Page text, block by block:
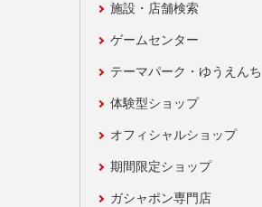
施設・店舗検索
ゲームセンター
テーマパーク・ゆうえんち
体験型ショップ
オフィシャルショップ
期間限定ショップ
ガシャポン専門店